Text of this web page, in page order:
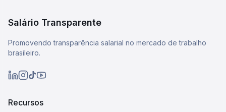
Salário Transparente
Promovendo transparência salarial no mercado de trabalho
brasileiro.
Recursos